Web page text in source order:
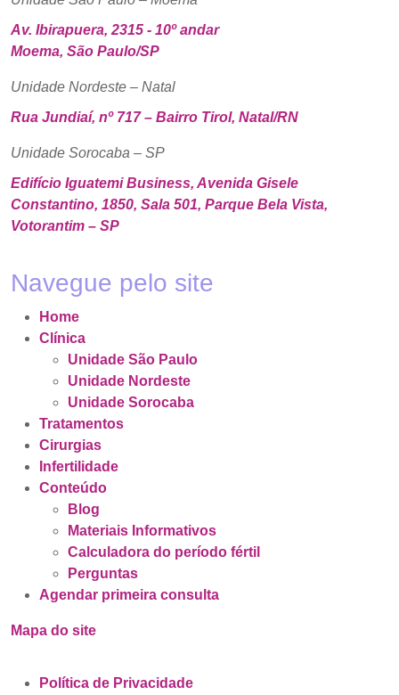
Av. Ibirapuera, 2315 - 10º andar
Moema, São Paulo/SP
Unidade Nordeste – Natal
Rua Jundiaí, nº 717 – Bairro Tirol, Natal/RN
Unidade Sorocaba – SP
Edifício Iguatemi Business, Avenida Gisele
Constantino, 1850, Sala 501, Parque Bela Vista,
Votorantim – SP
Navegue pelo site
Home
Clínica
Unidade São Paulo
Unidade Nordeste
Unidade Sorocaba
Tratamentos
Cirurgias
Infertilidade
Conteúdo
Blog
Materiais Informativos
Calculadora do período fértil
Perguntas
Agendar primeira consulta
Mapa do site
Política de Privacidade